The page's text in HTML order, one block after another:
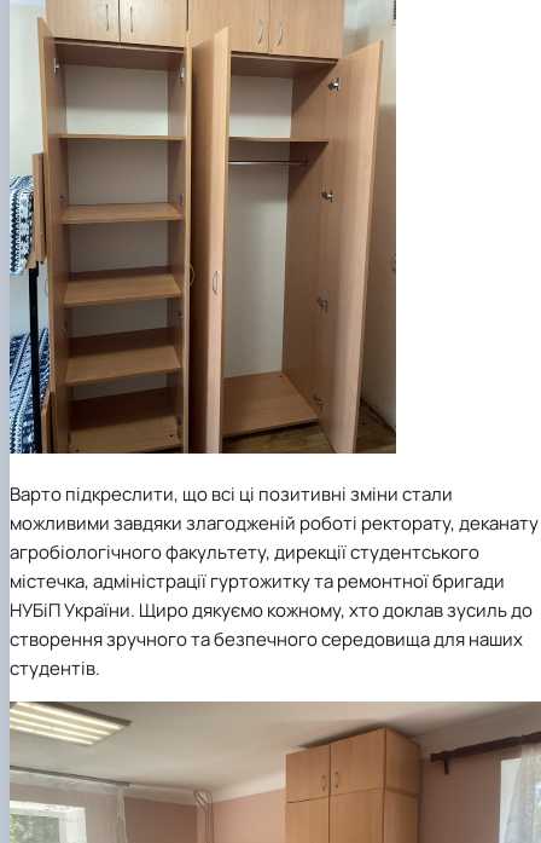
Варто підкреслити, що всі ці позитивні зміни стали
можливими завдяки злагодженій роботі ректорату, деканату
агробіологічного факультету, дирекції студентського
містечка, адміністрації гуртожитку та ремонтної бригади
НУБіП України. Щиро дякуємо кожному, хто доклав зусиль до
створення зручного та безпечного середовища для наших
студентів.